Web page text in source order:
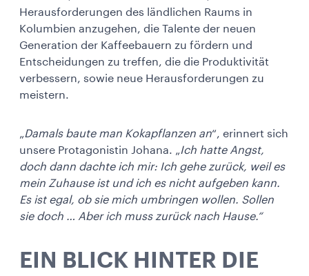
Herausforderungen des ländlichen Raums in
Kolumbien anzugehen, die Talente der neuen
Generation der Kaffeebauern zu fördern und
Entscheidungen zu treffen, die die Produktivität
verbessern, sowie neue Herausforderungen zu
meistern.
„Damals baute man Kokapflanzen an“, erinnert sich
unsere Protagonistin Johana. „Ich hatte Angst,
doch dann dachte ich mir: Ich gehe zurück, weil es
mein Zuhause ist und ich es nicht aufgeben kann.
Es ist egal, ob sie mich umbringen wollen. Sollen
sie doch … Aber ich muss zurück nach Hause.“
EIN BLICK HINTER DIE